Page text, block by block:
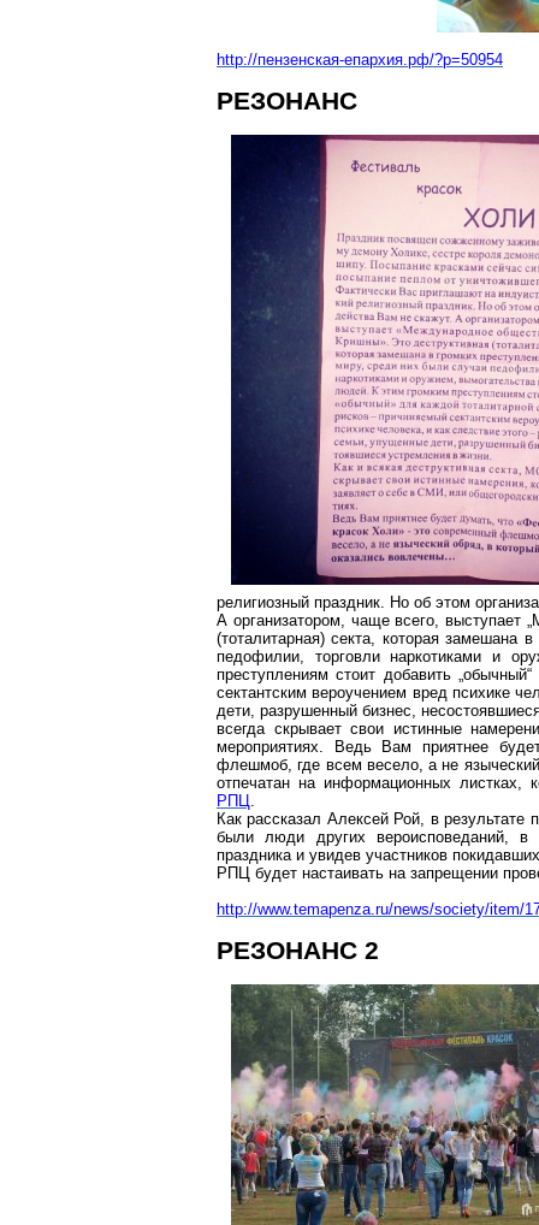
http://пензенская-епархия.рф/?p=50954
РЕЗОНАНС
религиозный праздник. Но об этом
А организатором, чаще всего, выступает
(тоталитарная) секта, которая замешана
педофилии, торговли наркотиками и
преступлениям стоит добавить
сектантским вероучением вред психике
дети, разрушенный бизнес,
всегда скрывает свои истинные
мероприятиях. Ведь Вам приятнее
флешмоб, где всем весело, а не
отпечатан на информационных листках,
РПЦ.
Как рассказал Алексей Рой, в
были люди других вероисповеданий, в
праздника и увидев участников
РПЦ будет настаивать на запрещении
http://www.temapenza.ru/news/society/item/
РЕЗОНАНС 2